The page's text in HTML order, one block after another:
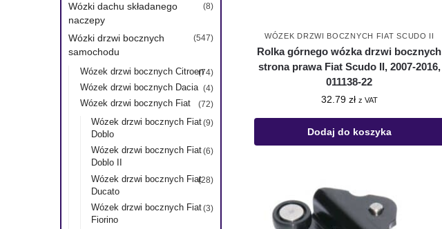
WÓZEK DRZWI BOCZNYCH FIAT SCUDO II
Rolka górnego wózka drzwi bocznych
strona prawa Fiat Scudo II, 2007-2016,
011138-22
32.79 zł z VAT
Dodaj do koszyka
Wózki dachu składanego
naczepy
(8)
Wózki drzwi bocznych
samochodu
(547)
Wózek drzwi bocznych Citroen(74)
Wózek drzwi bocznych Dacia (4)
Wózek drzwi bocznych Fiat (72)
Wózek drzwi bocznych Fiat
Doblo
(9)
Wózek drzwi bocznych Fiat
Doblo II
(6)
Wózek drzwi bocznych Fiat
Ducato
(28)
Wózek drzwi bocznych Fiat
Fiorino
(3)